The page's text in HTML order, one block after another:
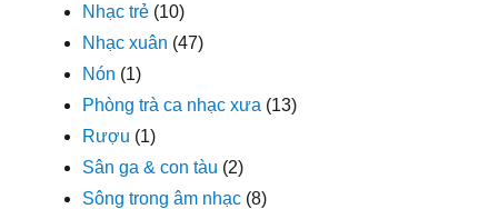
Nhạc trẻ (10)
Nhạc xuân (47)
Nón (1)
Phòng trà ca nhạc xưa (13)
Rượu (1)
Sân ga & con tàu (2)
Sông trong âm nhạc (8)